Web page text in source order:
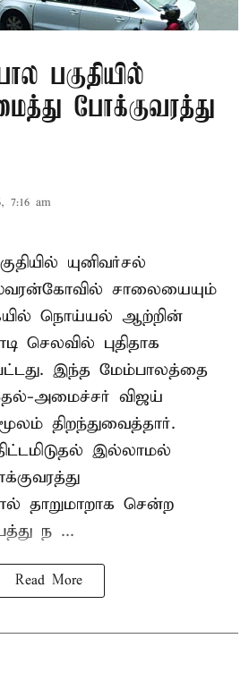
பகுதியில்
போக்குவரத்து
7:16 am
யுனிவர்சல்
சாலையையும்
நொய்யல் ஆற்றின்
செலவில் புதிதாக
இந்த மேம்பாலத்தை
அமைச்சர் விஜய்
திறந்துவைத்தார்.
இல்லாமல்
தாறுமாறாக சென்ற
ந ...
Read More